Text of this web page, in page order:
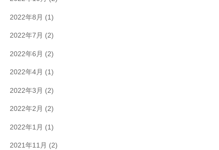
2022年8月 (1)
2022年7月 (2)
2022年6月 (2)
2022年4月 (1)
2022年3月 (2)
2022年2月 (2)
2022年1月 (1)
2021年11月 (2)